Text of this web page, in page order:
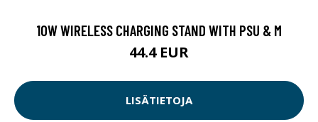
10W WIRELESS CHARGING STAND WITH PSU & M
44.4 EUR
LISÄTIETOJA